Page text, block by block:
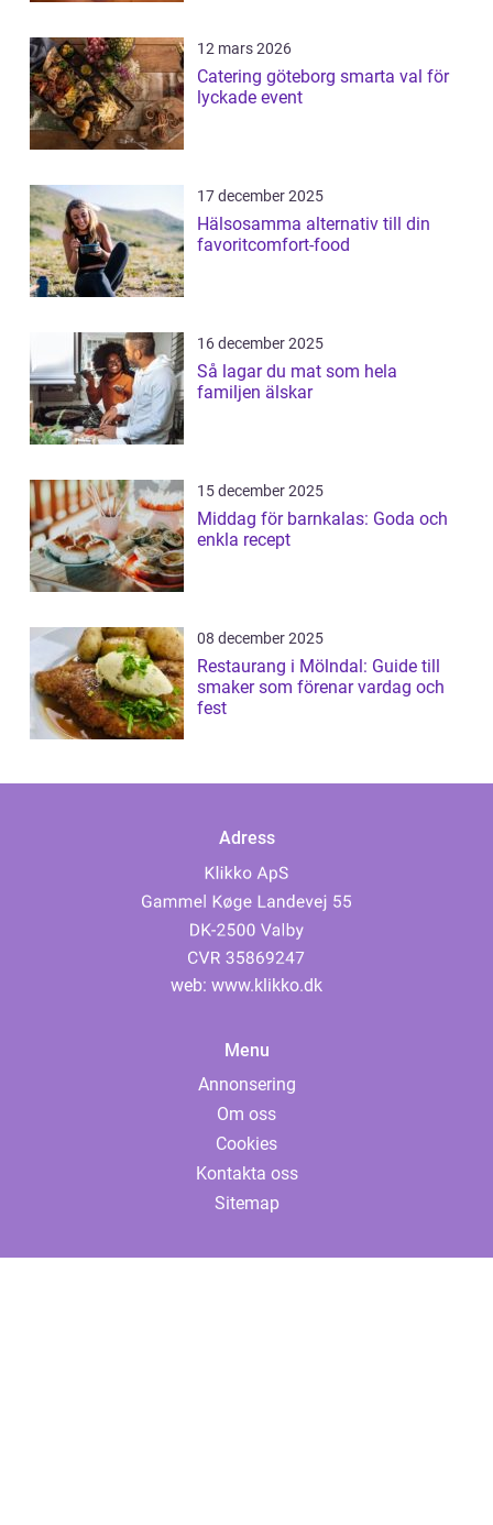
12 mars 2026
Catering göteborg smarta val för
lyckade event
17 december 2025
Hälsosamma alternativ till din
favoritcomfort-food
16 december 2025
Så lagar du mat som hela
familjen älskar
15 december 2025
Middag för barnkalas: Goda och
enkla recept
08 december 2025
Restaurang i Mölndal: Guide till
smaker som förenar vardag och
fest
Adress
web: www.klikko.dk
Menu
Annonsering
Om oss
Cookies
Kontakta oss
Sitemap